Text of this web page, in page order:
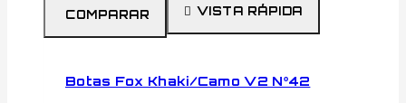
COMPARAR VISTA RÁPIDA
Botas Fox Khaki/Camo V2 Nº42